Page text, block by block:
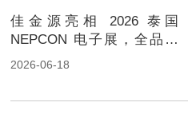
佳金源亮相 2026 泰国
NEPCON 电子展，全品类
焊料重磅展出，高性能锡膏
2026-06-18